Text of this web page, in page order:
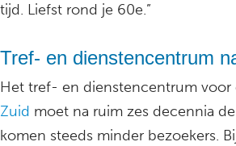
tijd. Liefst rond je 60e.”
Tref- en dienstencentrum
Het tref- en dienstencentrum voor
Zuid moet na ruim zes decennia
komen steeds minder bezoekers.